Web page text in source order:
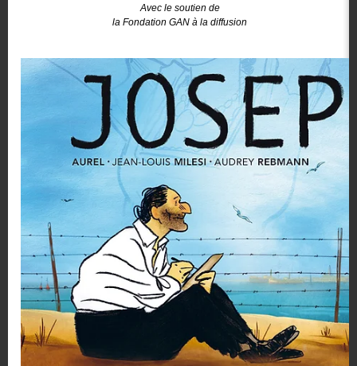
Avec le soutien de
la Fondation GAN à la diffusion